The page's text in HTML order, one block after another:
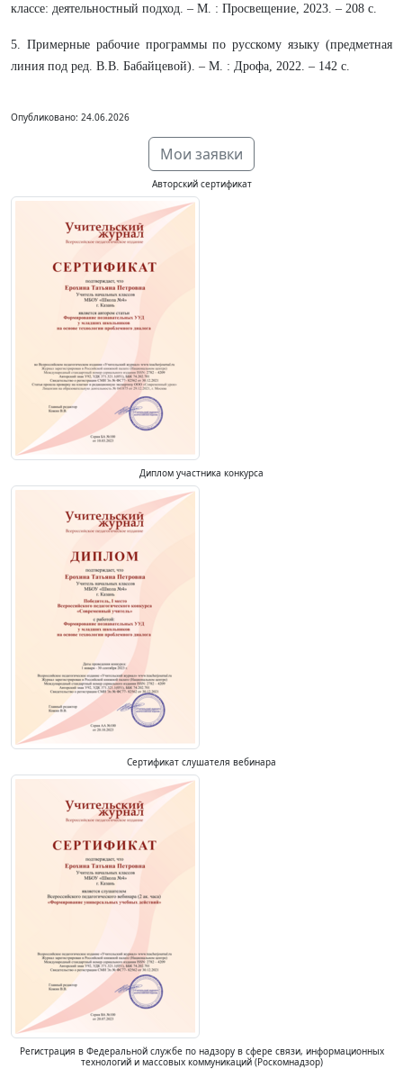
классе: деятельностный подход. – М. : Просвещение, 2023. – 208 с.
5. Примерные рабочие программы по русскому языку (предметная
линия под ред. В.В. Бабайцевой). – М. : Дрофа, 2022. – 142 с.
Опубликовано: 24.06.2026
Мои заявки
Авторский сертификат
Диплом участника конкурса
Сертификат слушателя вебинара
Регистрация в Федеральной службе по надзору в сфере связи, информационных
технологий и массовых коммуникаций (Роскомнадзор)